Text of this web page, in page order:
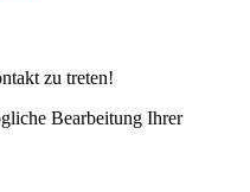
zu treten!
Bearbeitung Ihrer